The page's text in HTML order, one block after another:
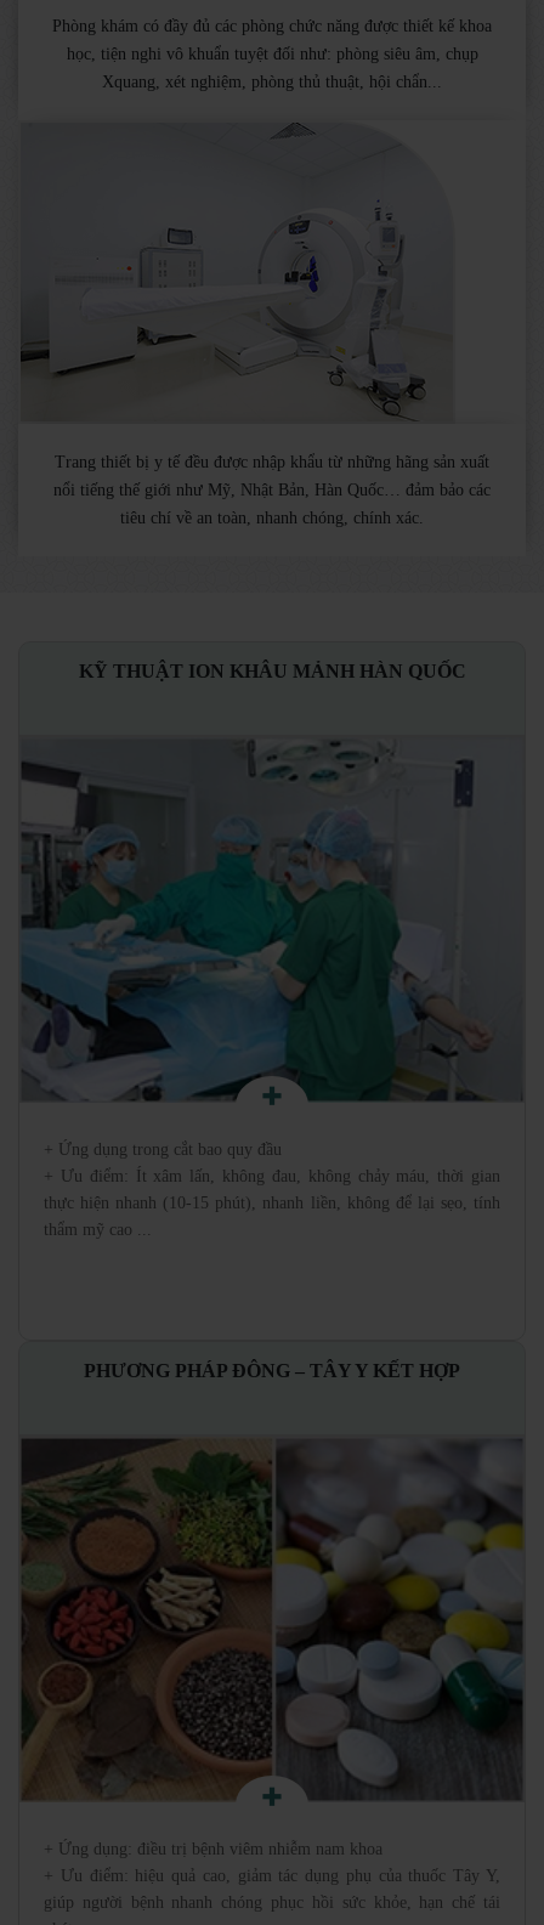
Phòng khám có đầy đủ các phòng chức năng được thiết kế khoa
học, tiện nghi vô khuẩn tuyệt đối như: phòng siêu âm, chụp
Xquang, xét nghiệm, phòng thủ thuật, hội chẩn...
Trang thiết bị y tế đều được nhập khẩu từ những hãng sản xuất
nổi tiếng thế giới như Mỹ, Nhật Bản, Hàn Quốc… đảm bảo các
tiêu chí về an toàn, nhanh chóng, chính xác.
KỸ THUẬT ION KHÂU MẢNH HÀN QUỐC
+ Ứng dụng trong cắt bao quy đầu
+ Ưu điểm: Ít xâm lấn, không đau, không chảy máu, thời gian
thực hiện nhanh (10-15 phút), nhanh liền, không để lại sẹo, tính
thẩm mỹ cao ...
PHƯƠNG PHÁP ĐÔNG – TÂY Y KẾT HỢP
+ Ứng dụng: điều trị bệnh viêm nhiễm nam khoa
+ Ưu điểm: hiệu quả cao, giảm tác dụng phụ của thuốc Tây Y,
giúp người bệnh nhanh chóng phục hồi sức khỏe, hạn chế tái